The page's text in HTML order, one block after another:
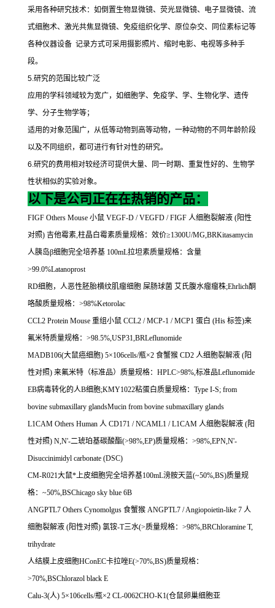
采用各种研究技术：如倒置生物显微镜、荧光显微镜、电子显微镜、流
式细胞术、激光共焦显微镜、免疫组织化学、原位杂交、同位素标记等
各种仪器设备 记录方式可采用摄影照片、缩时电影、电视等多种手
段。
5.研究的范围比较广泛
应用的学科领域较为宽广，如细胞学、免疫学、学、生物化学、遗传
学、分子生物学等；
适用的对象范围广，从低等动物到高等动物，一种动物的不同年龄阶段
以及不同组织，都可进行有针对性的研究。
6.研究的费用相对较经济可提供大量、同一时期、重复性好的、生物学
性状相似的实验对象。
以下是公司正在在热销的产品：
FIGF Others Mouse 小鼠 VEGF-D / VEGFD / FIGF 人细胞裂解液 (阳性
对照) 吉他霉素,柱晶白霉素质量规格：效价≥1300U/MG,BRKitasamycin
人胰岛β细胞完全培养基 100mL拉坦素质量规格：含量
>99.0%Latanoprost
RD细胞，人恶性胚胎横纹肌瘤细胞 屎肠球菌 艾氏腹水瘤瘤株;Ehrlich酮
咯酸质量规格： >98%Ketorolac
CCL2 Protein Mouse 重组小鼠 CCL2 / MCP-1 / MCP1 蛋白 (His 标签)来
氟米特质量规格： >98.5%,USP31,BRLeflunomide
MADB106(大鼠癌细胞) 5×106cells/瓶×2 食蟹猴 CD2 人细胞裂解液 (阳
性对照) 来氟米特（标准品）质量规格： HPLC>98%,标准品Leflunomide
EB病毒转化的人B细胞;KMY1022粘蛋白质量规格： Type I-S; from
bovine submaxillary glandsMucin from bovine submaxillary glands
L1CAM Others Human 人 CD171 / NCAML1 / L1CAM 人细胞裂解液 (阳
性对照) N,N'-二琥珀基碳酸酯(>98%,EP)质量规格： >98%,EPN,N'-
Disuccinimidyl carbonate (DSC)
CM-R021大鼠*上皮细胞完全培养基100mL滂胺天蓝(~50%,BS)质量规
格： ~50%,BSChicago sky blue 6B
ANGPTL7 Others Cynomolgus 食蟹猴 ANGPTL7 / Angiopoietin-like 7 人
细胞裂解液 (阳性对照) 氯铵-T三水(>质量规格： >98%,BRChloramine T,
trihydrate
人结膜上皮细胞HConEC卡拉唑E(>70%,BS)质量规格：
>70%,BSChlorazol black E
Calu-3(人) 5×106cells/瓶×2 CL-0062CHO-K1(仓鼠卵巢细胞亚